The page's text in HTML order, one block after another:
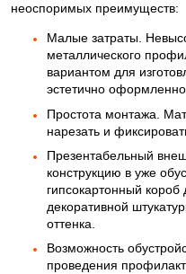
неоспоримых преимуществ:
Малые затраты.
металлического
вариантом для
эстетично
Простота монтажа.
нарезать и
Презентабельный
конструкцию в уже
гипсокартонный короб
декоративной
оттенка.
Возможность
проведения